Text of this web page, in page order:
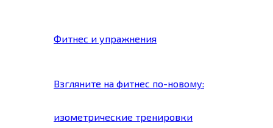
Фитнес и упражнения
Взгляните на фитнес по-новому:
изометрические тренировки